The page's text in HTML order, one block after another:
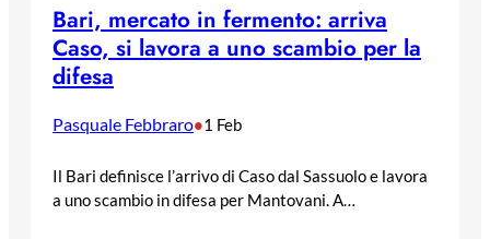
Bari, mercato in fermento: arriva
Caso, si lavora a uno scambio per la
difesa
Pasquale Febbraro•1 Feb
Il Bari definisce l’arrivo di Caso dal Sassuolo e lavora
a uno scambio in difesa per Mantovani. A…